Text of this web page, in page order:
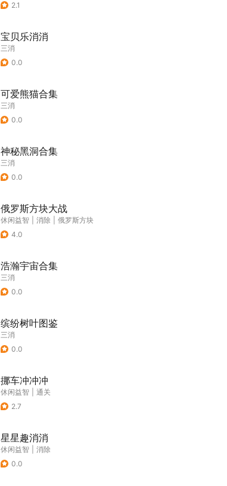
2.1
宝贝乐消消
三消
0.0
可爱熊猫合集
三消
0.0
神秘黑洞合集
三消
0.0
俄罗斯方块大战
休闲益智 消除
俄罗斯方块
4.0
浩瀚宇宙合集
三消
0.0
缤纷树叶图鉴
三消
0.0
挪车冲冲冲
休闲益智
通关
2.7
星星趣消消
休闲益智
消除
0.0